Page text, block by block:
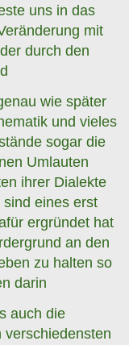
uns in das
mit
durch den
wie später
und vieles
sogar die
Umlauten
ihrer Dialekte
eines erst
ergründet hat
an den
zu halten so
darin
auch die
verschiedensten